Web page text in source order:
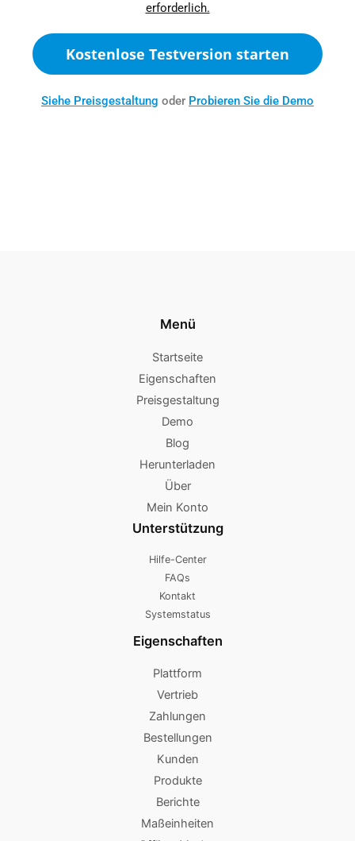
erforderlich.
Kostenlose Testversion starten
Siehe Preisgestaltung oder Probieren Sie die Demo
Menü
Startseite
Eigenschaften
Preisgestaltung
Demo
Blog
Herunterladen
Über
Mein Konto
Unterstützung
Hilfe-Center
FAQs
Kontakt
Systemstatus
Eigenschaften
Plattform
Vertrieb
Zahlungen
Bestellungen
Kunden
Produkte
Berichte
Maßeinheiten